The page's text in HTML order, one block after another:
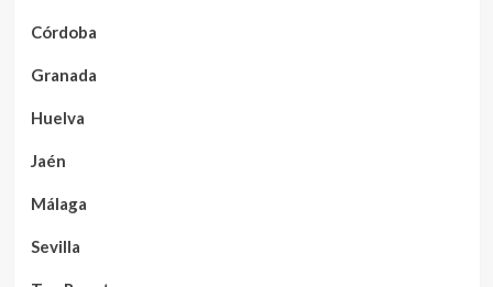
Córdoba
Granada
Huelva
Jaén
Málaga
Sevilla